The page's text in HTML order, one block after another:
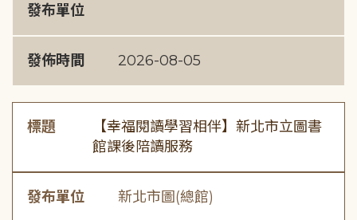
發布單位
發佈時間 2026-08-05
標題
【幸福閱讀學習相伴】新北市立圖書
館課後陪讀服務
發布單位 新北市圖(總館)